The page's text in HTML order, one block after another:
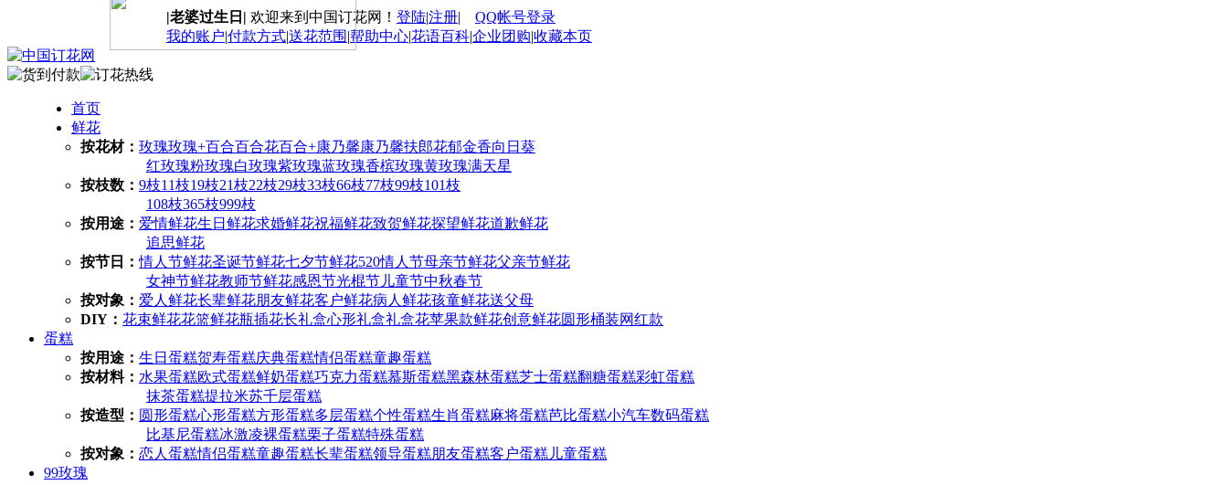
|老婆过生日| 欢迎来到中国订花网！ 登陆|注册|
QQ帐号登录
我的账户|付款方式|送花范围 |帮助中心|花语百科|企业团购|收藏本页
首页
鲜花
按花材： 玫瑰玫瑰+百合百合花百合+康乃馨康乃馨扶郎花郁金香向日葵
红玫瑰粉玫瑰白玫瑰紫玫瑰蓝玫瑰香槟玫瑰黄玫瑰满天星
按枝数： 9枝11枝19枝21枝22枝29枝33枝66枝77枝99枝101枝
108枝365枝999枝
按用途： 爱情鲜花生日鲜花求婚鲜花祝福鲜花致贺鲜花探望鲜花道歉鲜花
追思鲜花
按节日：情人节鲜花圣诞节鲜花七夕节鲜花520情人节母亲节鲜花父亲节鲜花
女神节鲜花教师节鲜花感恩节光棍节 儿童节中秋春节
按对象： 爱人鲜花长辈鲜花朋友鲜花客户鲜花病人鲜花孩童鲜花送父母
DIY： 花束鲜花花篮鲜花瓶插花长礼盒心形礼盒礼盒花苹果款鲜花创意鲜花圆形桶装网红款
蛋糕
按用途： 生日蛋糕贺寿蛋糕庆典蛋糕情侣蛋糕童趣蛋糕
按材料： 水果蛋糕欧式蛋糕鲜奶蛋糕巧克力蛋糕慕斯蛋糕黑森林蛋糕芝士蛋糕翻糖蛋糕彩虹蛋糕
抹茶蛋糕提拉米苏千层蛋糕
按造型： 圆形蛋糕心形蛋糕方形蛋糕多层蛋糕个性蛋糕生肖蛋糕麻将蛋糕芭比蛋糕小汽车数码蛋糕
比基尼蛋糕冰激凌裸蛋糕栗子蛋糕特殊蛋糕
按对象： 恋人蛋糕情侣蛋糕童趣蛋糕长辈蛋糕领导蛋糕朋友蛋糕客户蛋糕 儿童蛋糕
99玫瑰